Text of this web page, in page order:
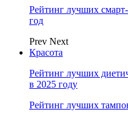
Рейтинг лучших
год
Prev Next
Красота
Рейтинг лучших
в 2025 году
Рейтинг лучших